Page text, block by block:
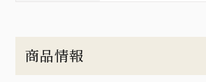
商品情報